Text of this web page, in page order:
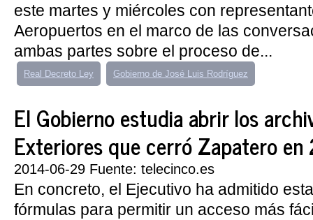
este martes y miércoles con
Aeropuertos en el marco de las
ambas partes sobre el proceso de...
Real Decreto Ley Gobierno de José Luis Rodríguez
El Gobierno estudia abrir los
Exteriores que cerró Zapatero
2014-06-29 Fuente: telecinco.es
En concreto, el Ejecutivo ha admitido
fórmulas para permitir un acceso más